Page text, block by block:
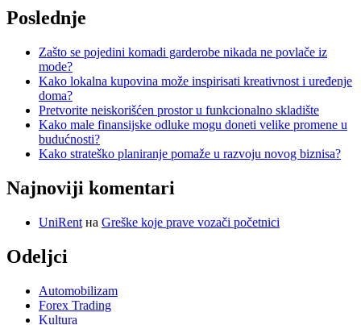
Poslednje
Zašto se pojedini komadi garderobe nikada ne povlače iz
mode?
Kako lokalna kupovina može inspirisati kreativnost i uređenje
doma?
Pretvorite neiskorišćen prostor u funkcionalno skladište
Kako male finansijske odluke mogu doneti velike promene u
budućnosti?
Kako strateško planiranje pomaže u razvoju novog biznisa?
Najnoviji komentari
UniRent на Greške koje prave vozači početnici
Odeljci
Automobilizam
Forex Trading
Kultura